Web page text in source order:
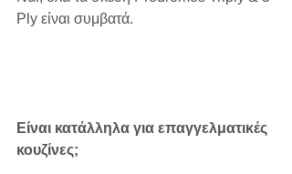
Ply είναι συμβατά.
Είναι κατάλληλα για επαγγελματικές
κουζίνες;